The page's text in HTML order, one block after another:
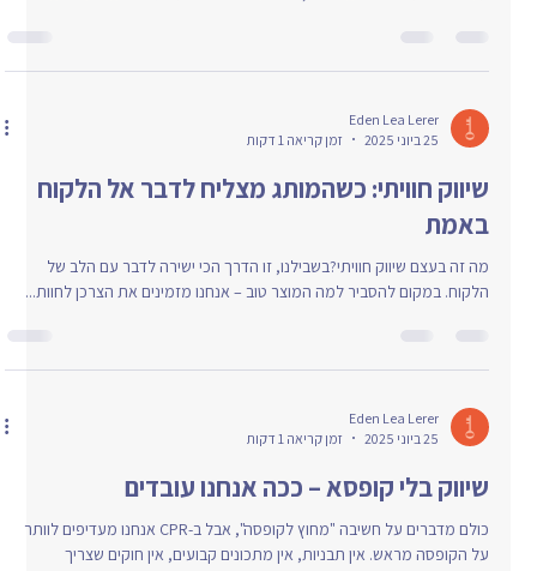
Eden Lea Lerer
25 ביוני 2025
זמן קריאה 1 דקות
שיווק חוויתי: כשהמותג מצליח לדבר אל הלקוח
באמת
מה זה בעצם שיווק חוויתי?בשבילנו, זו הדרך הכי ישירה לדבר עם הלב של
הלקוח. במקום להסביר למה המוצר טוב – אנחנו מזמינים את הצרכן לחוות...
Eden Lea Lerer
25 ביוני 2025
זמן קריאה 1 דקות
שיווק בלי קופסא – ככה אנחנו עובדים
כולם מדברים על חשיבה "מחוץ לקופסה", אבל ב-CPR אנחנו מעדיפים לוותר
על הקופסה מראש. אין תבניות, אין מתכונים קבועים, אין חוקים שצריך